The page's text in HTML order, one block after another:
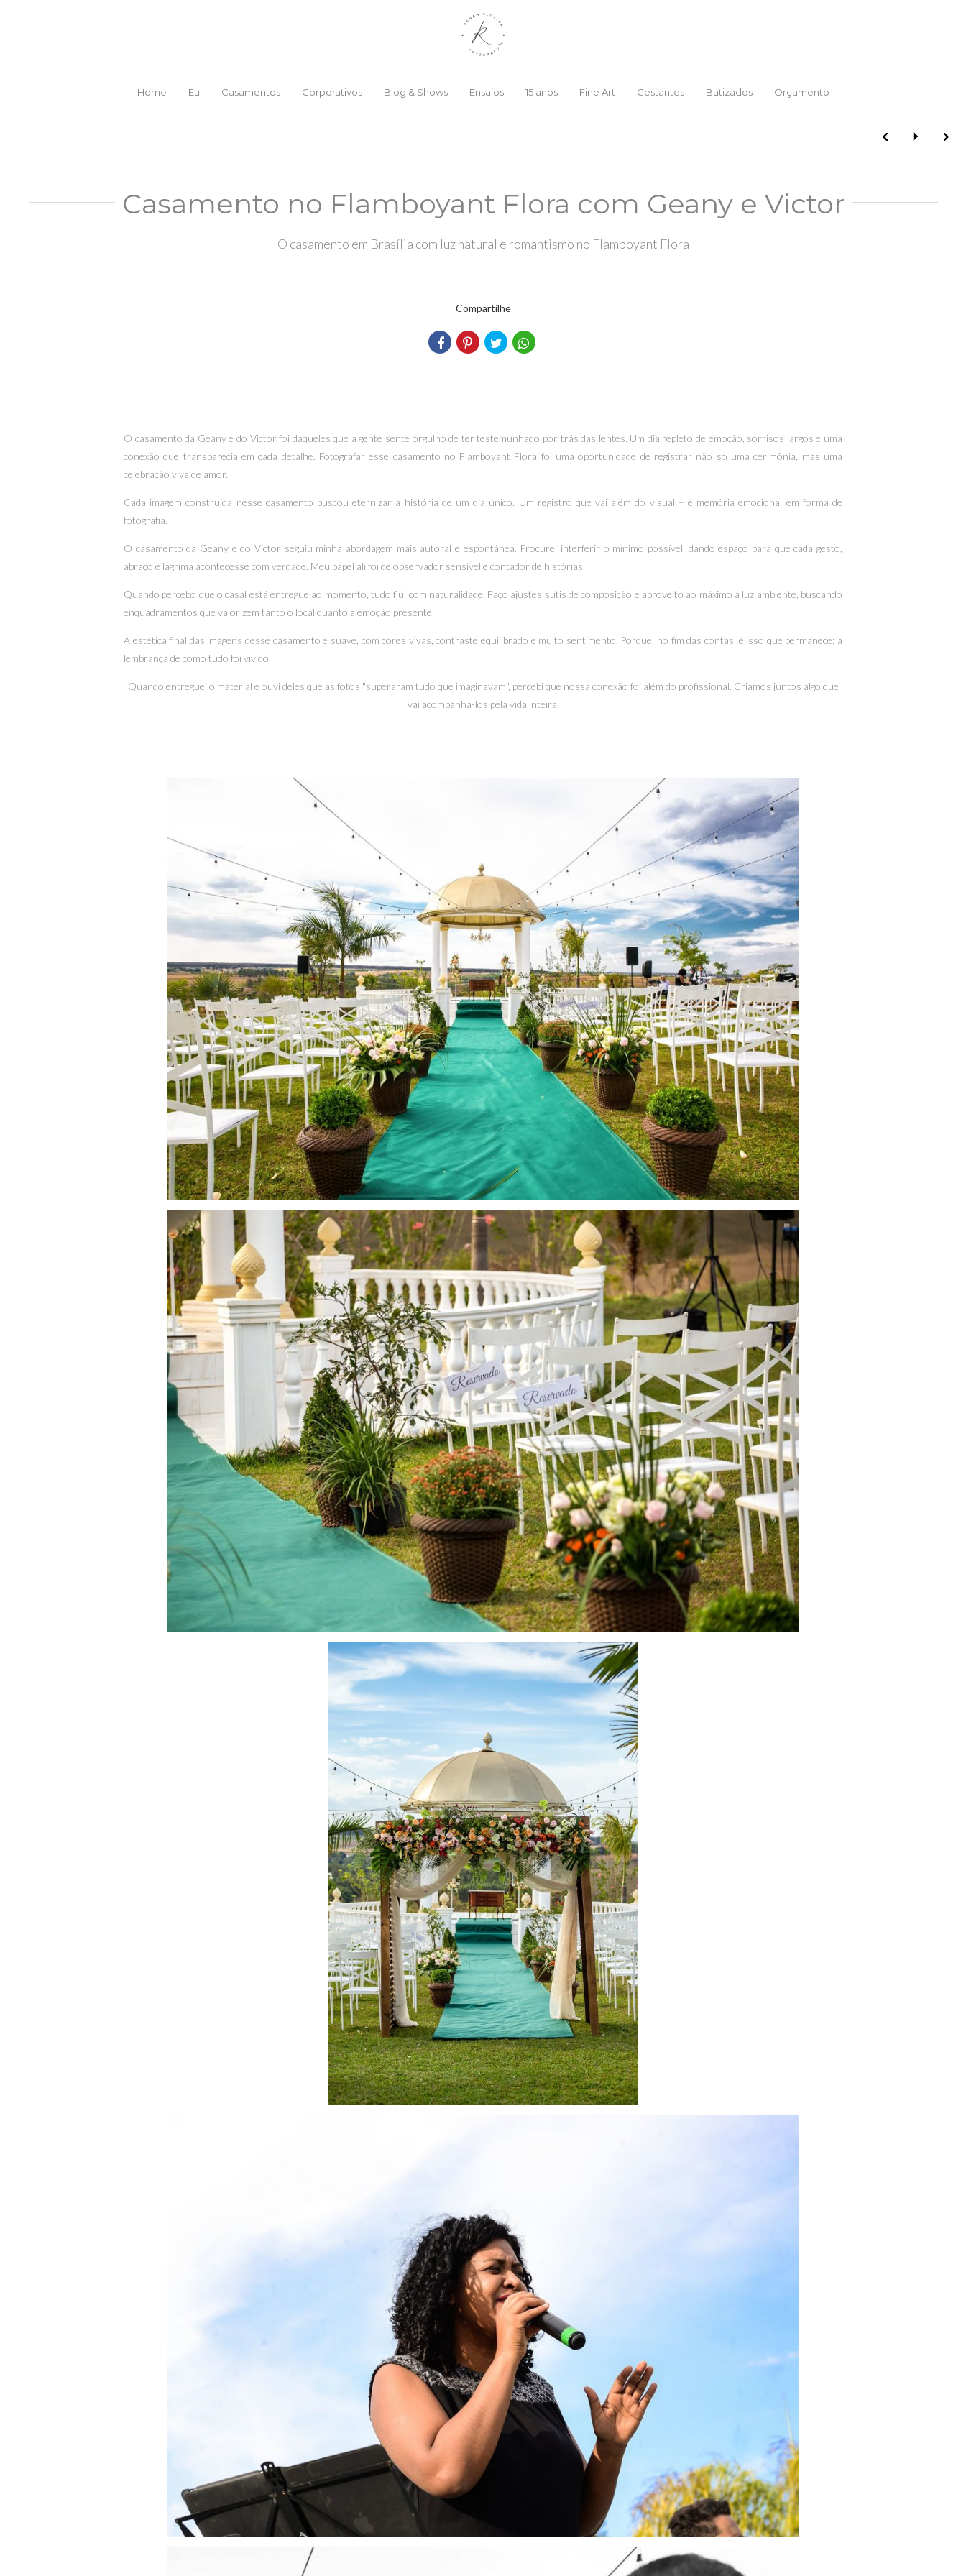
Home Eu Casamentos Corporativos Blog & Shows Ensaios 15 anos Fine Art Gestantes Batizados Orçamento
Casamento no Flamboyant Flora com Geany e Victor
O casamento em Brasília com luz natural e romantismo no Flamboyant Flora
Compartilhe
O casamento da Geany e do Victor foi daqueles que a gente sente orgulho de ter testemunhado por trás das lentes. Um dia repleto de emoção, sorrisos largos e uma
conexão que transparecia em cada detalhe. Fotografar esse casamento no Flamboyant Flora foi uma oportunidade de registrar não só uma cerimônia, mas uma
celebração viva de amor.
Cada imagem construída nesse casamento buscou eternizar a história de um dia único. Um registro que vai além do visual – é memória emocional em forma de
fotografia.
O casamento da Geany e do Victor seguiu minha abordagem mais autoral e espontânea. Procurei interferir o mínimo possível, dando espaço para que cada gesto,
abraço e lágrima acontecesse com verdade. Meu papel ali foi de observador sensível e contador de histórias.
Quando percebo que o casal está entregue ao momento, tudo flui com naturalidade. Faço ajustes sutis de composição e aproveito ao máximo a luz ambiente, buscando
enquadramentos que valorizem tanto o local quanto a emoção presente.
A estética final das imagens desse casamento é suave, com cores vivas, contraste equilibrado e muito sentimento. Porque, no fim das contas, é isso que permanece: a
lembrança de como tudo foi vivido.
Quando entreguei o material e ouvi deles que as fotos "superaram tudo que imaginavam", percebi que nossa conexão foi além do profissional. Criamos juntos algo que
vai acompanhá-los pela vida inteira.